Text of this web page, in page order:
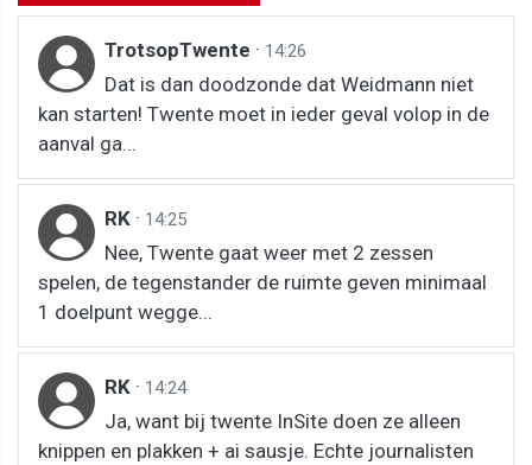
TrotsopTwente · 14:26
Dat is dan doodzonde dat Weidmann niet
kan starten! Twente moet in ieder geval volop in de
aanval ga...
RK · 14:25
Nee, Twente gaat weer met 2 zessen
spelen, de tegenstander de ruimte geven minimaal
1 doelpunt wegge...
RK · 14:24
Ja, want bij twente InSite doen ze alleen
knippen en plakken + ai sausje. Echte journalisten